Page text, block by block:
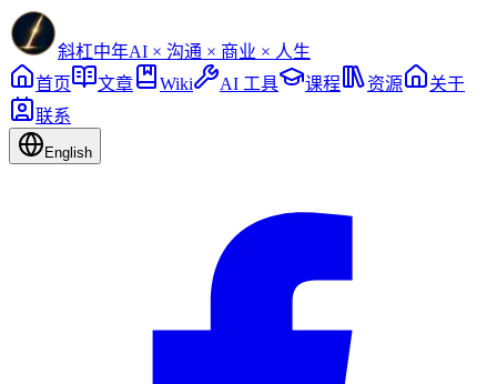
斜杠中年AI × 沟通 × 商业 × 人生
首页
文章 Wiki AI 工具 课程 资源
关于
联系
English